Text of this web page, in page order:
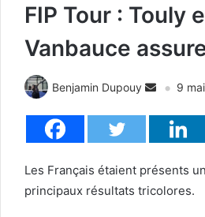
FIP Tour : Touly
Vanbauce
Benjamin Dupouy 9
Les Français étaient présents
principaux résultats tricolores.